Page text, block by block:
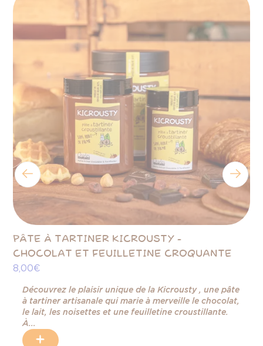
PÂTE À TARTINER KICROUSTY -
CHOCOLAT ET FEUILLETINE CROQUANTE
8,00 €
Découvrez le plaisir unique de la Kicrousty , une pâte
à tartiner artisanale qui marie à merveille le chocolat,
le lait, les noisettes et une feuilletine croustillante.
À...
+